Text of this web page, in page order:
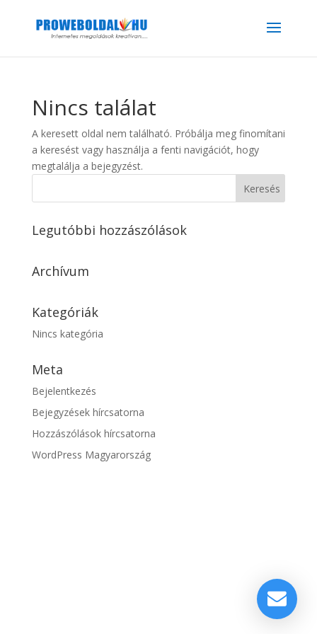
Nincs találat
A keresett oldal nem található. Próbálja meg finomítani
a keresést vagy használja a fenti navigációt, hogy
megtalálja a bejegyzést.
Legutóbbi hozzászólások
Archívum
Kategóriák
Nincs kategória
Meta
Bejelentkezés
Bejegyzések hírcsatorna
Hozzászólások hírcsatorna
WordPress Magyarország